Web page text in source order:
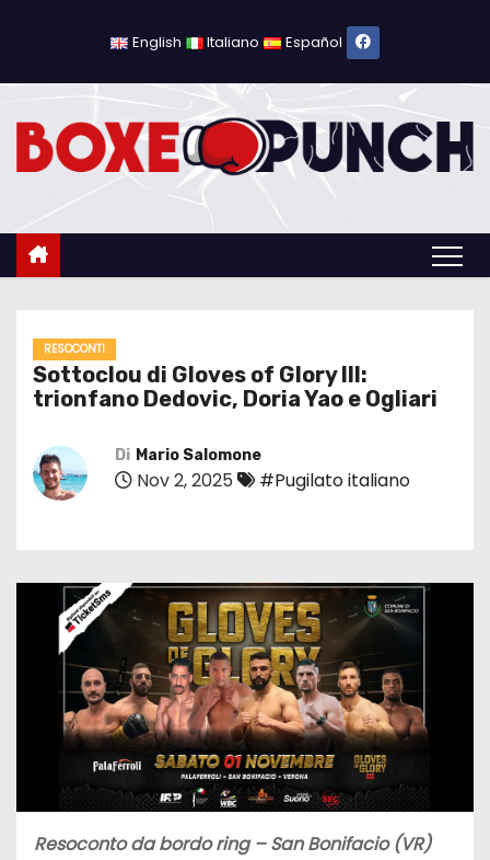
c
English Italiano Español
RESOCONTI
Sottoclou di Gloves of Glory III:
trionfano Dedovic, Doria Yao e Ogliari
Di Mario Salomone
Nov 2, 2025 #Pugilato italiano
Resoconto da bordo ring – San Bonifacio (VR)